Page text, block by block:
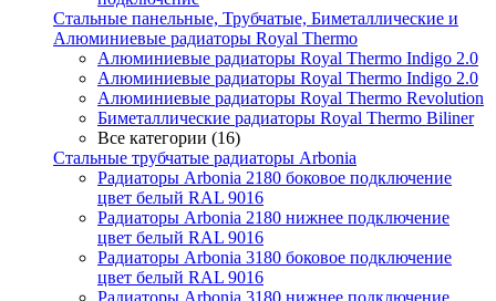
Стальные панельные, Трубчатые, Биметаллические и
Алюминиевые радиаторы Royal Thermo
Алюминиевые радиаторы Royal Thermo Indigo 2.0
Алюминиевые радиаторы Royal Thermo Indigo 2.0
Алюминиевые радиаторы Royal Thermo Revolution
Биметаллические радиаторы Royal Thermo Biliner
Все категории (16)
Стальные трубчатые радиаторы Arbonia
Радиаторы Arbonia 2180 боковое подключение
цвет белый RAL 9016
Радиаторы Arbonia 2180 нижнее подключение
цвет белый RAL 9016
Радиаторы Arbonia 3180 боковое подключение
цвет белый RAL 9016
Радиаторы Arbonia 3180 нижнее подключение